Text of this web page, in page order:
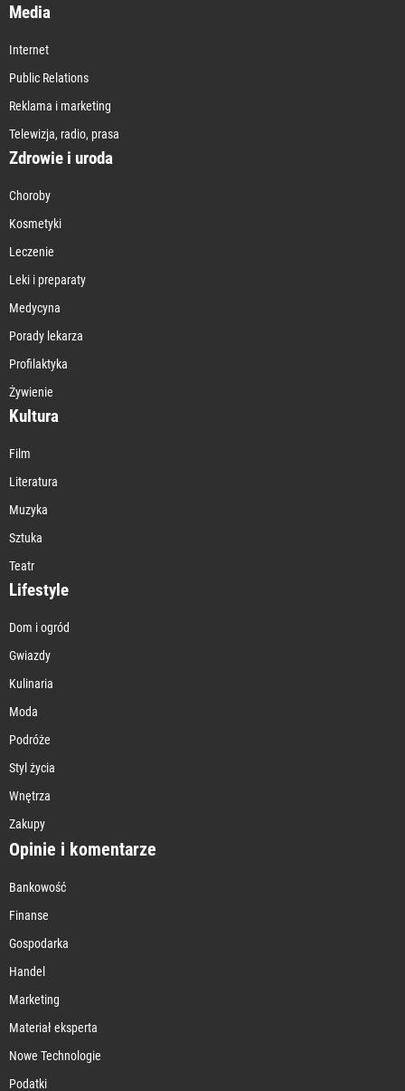
Media
Internet
Public Relations
Reklama i marketing
Telewizja, radio, prasa
Zdrowie i uroda
Choroby
Kosmetyki
Leczenie
Leki i preparaty
Medycyna
Porady lekarza
Profilaktyka
Żywienie
Kultura
Film
Literatura
Muzyka
Sztuka
Teatr
Lifestyle
Dom i ogród
Gwiazdy
Kulinaria
Moda
Podróże
Styl życia
Wnętrza
Zakupy
Opinie i komentarze
Bankowość
Finanse
Gospodarka
Handel
Marketing
Materiał eksperta
Nowe Technologie
Podatki